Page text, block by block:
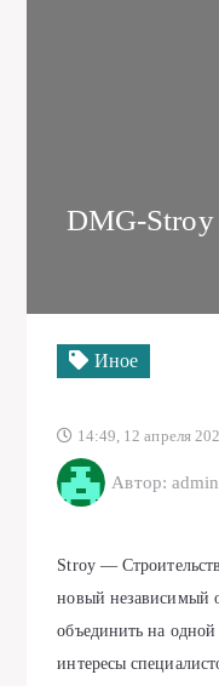
DMG-
Иное
14:49, 12 апреля
Автор: admin
Stroy —
новый независимый
объединить на
интересы